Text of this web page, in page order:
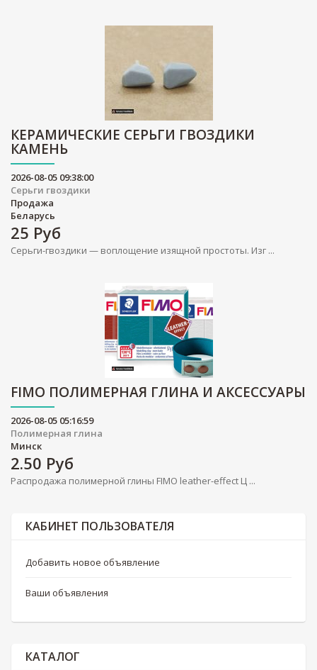
КЕРАМИЧЕСКИЕ СЕРЬГИ ГВОЗДИКИ
КАМЕНЬ
2026-08-05 09:38:00
Серьги гвоздики
Продажа
Беларусь
25 Руб
Серьги-гвоздики — воплощение изящной простоты. Изг ...
FIMO ПОЛИМЕРНАЯ ГЛИНА И АКСЕССУАРЫ
2026-08-05 05:16:59
Полимерная глина
Минск
2.50 Руб
Распродажа полимерной глины FIMO leather-effect Ц ...
КАБИНЕТ ПОЛЬЗОВАТЕЛЯ
Добавить новое объявление
Ваши объявления
КАТАЛОГ